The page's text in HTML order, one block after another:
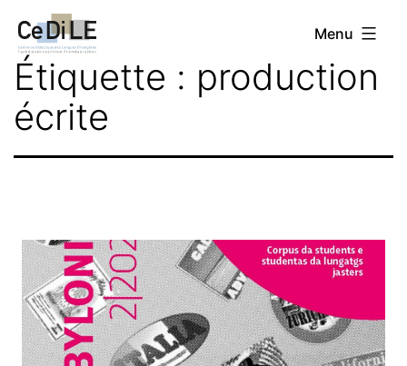
au
contenu
CeDiLE Menu
Étiquette : production
écrite